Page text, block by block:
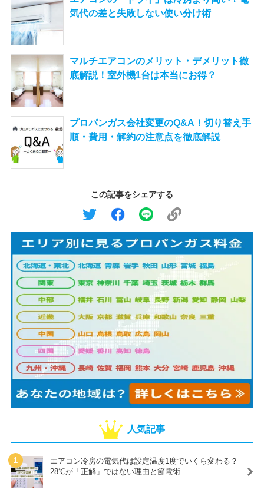
気代の差と失敗しない使い分け術
マルチエアコンのメリット・デメリット徹
底解説！室外機1台は本当にお得？
プロパンガス会社変更のQ&A！切り替え手
順・費用・解約の注意点を徹底解説
この記事をシェアする
人気記事
エアコン冷房の電気代は設定温度1度でいくら変わる？
28℃が「正解」ではない理由と節電術